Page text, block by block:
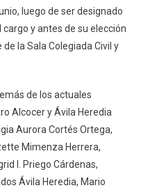
luego de ser designado
cargo y antes de su elección
la Sala Colegiada Civil y
de los actuales
Alcocer y Ávila Heredia
Aurora Cortés Ortega,
Mimenza Herrera,
I. Priego Cárdenas,
Ávila Heredia, Mario